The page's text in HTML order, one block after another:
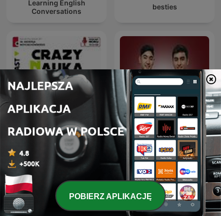
Learning English
Conversations
besties
Crazy Nauka Deutsche Podcasts
POBIERZ APLIKACJĘ